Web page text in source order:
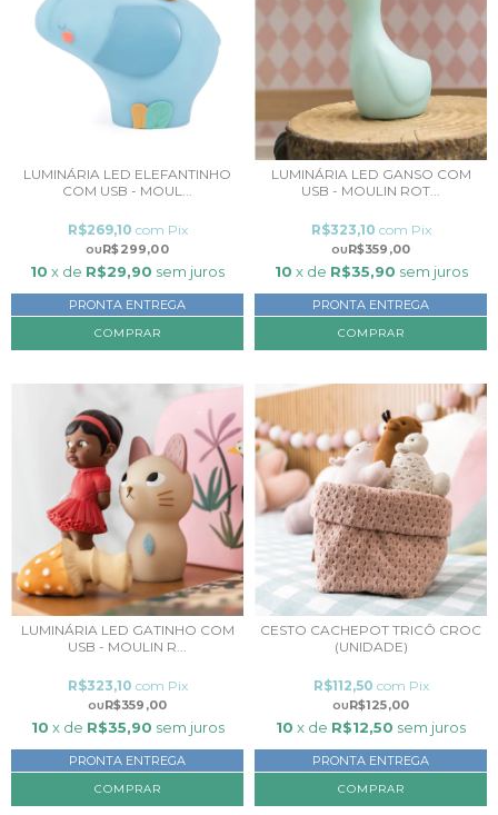
LUMINÁRIA LED ELEFANTINHO
COM USB - MOUL...
R$299,00
R$269,10 com Pix
10 x de R$29,90 sem juros
PRONTA ENTREGA
LUMINÁRIA LED GANSO COM
USB - MOULIN ROT...
R$359,00
R$323,10 com Pix
10 x de R$35,90 sem juros
PRONTA ENTREGA
LUMINÁRIA LED GATINHO COM
USB - MOULIN R...
R$359,00
R$323,10 com Pix
10 x de R$35,90 sem juros
PRONTA ENTREGA
CESTO CACHEPOT TRICÔ CROC
(UNIDADE)
R$125,00
R$112,50 com Pix
10 x de R$12,50 sem juros
PRONTA ENTREGA
COMPRAR